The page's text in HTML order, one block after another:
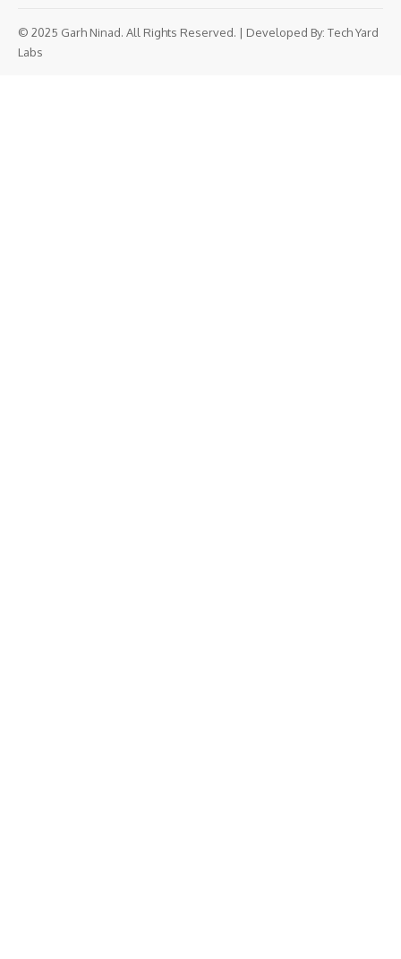
© 2025 Garh Ninad. All Rights Reserved. | Developed By: Tech Yard
Labs